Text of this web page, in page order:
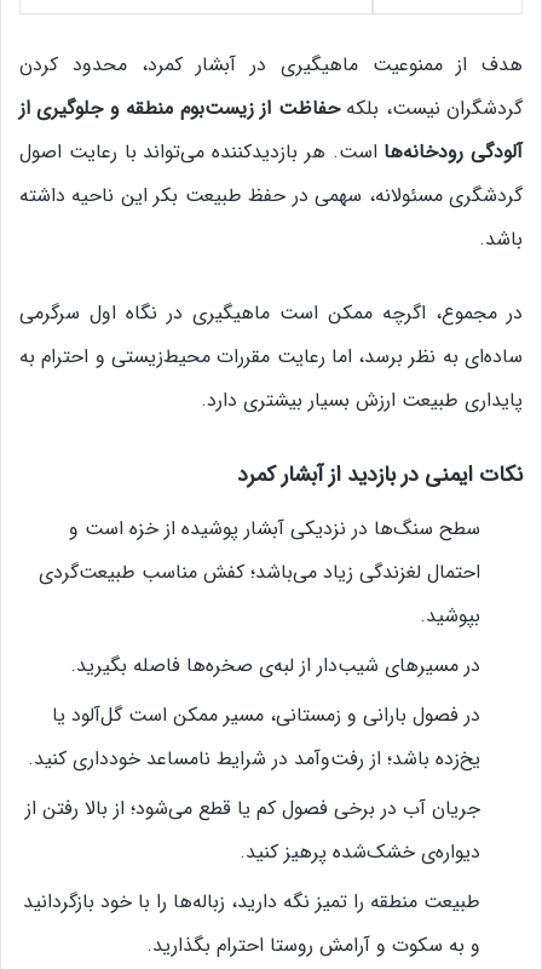
هدف از ممنوعیت ماهیگیری در آبشار کمرد، محدود کردن
گردشگران نیست، بلکهحفاظت از زیست‌بوم منطقه و جلوگیری از
آلودگی رودخانه‌ها است. هر بازدیدکننده می‌تواند با رعایت اصول
گردشگری مسئولانه، سهمی در حفظ طبیعت بکر این ناحیه داشته
باشد.
در مجموع، اگرچه ممکن است ماهیگیری در نگاه اول سرگرمی
ساده‌ای به نظر برسد، اما رعایت مقررات محیط‌زیستی و احترام به
پایداری طبیعت ارزش بسیار بیشتری دارد.
نکات ایمنی در بازدید از آبشار کمرد
سطح سنگ‌ها در نزدیکی آبشار پوشیده از خزه است و
احتمال لغزندگی زیاد می‌باشد؛ کفش مناسب طبیعت‌گردی
بپوشید.
در مسیرهای شیب‌دار از لبه‌ی صخره‌ها فاصله بگیرید.
در فصول بارانی و زمستانی، مسیر ممکن است گل‌آلود یا
یخ‌زده باشد؛ از رفت‌و‌آمد در شرایط نامساعد خودداری کنید.
جریان آب در برخی فصول کم یا قطع می‌شود؛ از بالا رفتن از
دیواره‌ی خشک‌شده پرهیز کنید.
طبیعت منطقه را تمیز نگه دارید، زباله‌ها را با خود بازگردانید
و به سکوت و آرامش روستا احترام بگذارید.